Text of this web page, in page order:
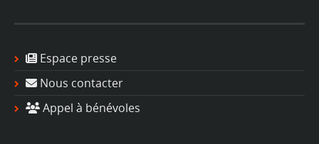
Espace presse
Nous contacter
Appel à bénévoles